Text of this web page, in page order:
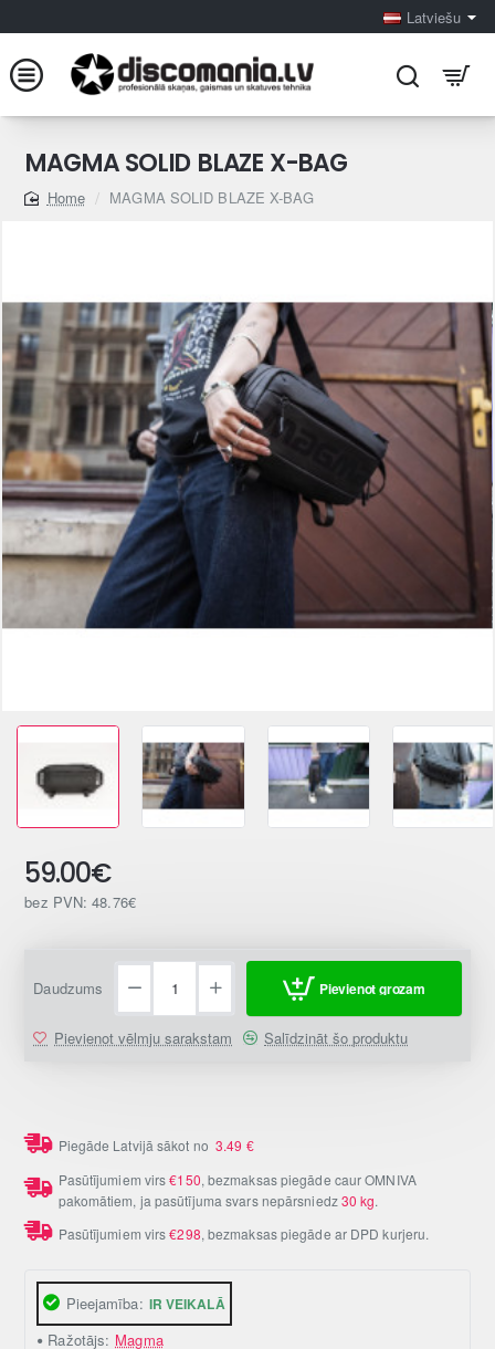
Latviešu
MAGMA SOLID BLAZE X-BAG
home
MAGMA SOLID BLAZE X-BAG
Pieejamība: IR VEIKALĀ
Ražotājs: Magma
59.00€
bez PVN: 48.76€
Daudzums Pievienot grozam
Pievienot vēlmju sarakstam Salīdzināt šo produktu
Piegāde Latvijā sākot no3.49 €
Pasūtījumiem virs€150, bezmaksas piegāde caur OMNIVA
pakomātiem, ja pasūtījuma svars nepārsniedz30 kg.
Pasūtījumiem virs€298, bezmaksas piegāde ar DPD kurjeru.